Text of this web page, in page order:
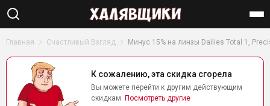
Найти
Главная Счастливый Взгляд Минус 15% на линзы Dailies Total 1,
К сожалению, эта скидка сгорела
Вы можете перейти к другим действующим
скидкам. Посмотреть другие